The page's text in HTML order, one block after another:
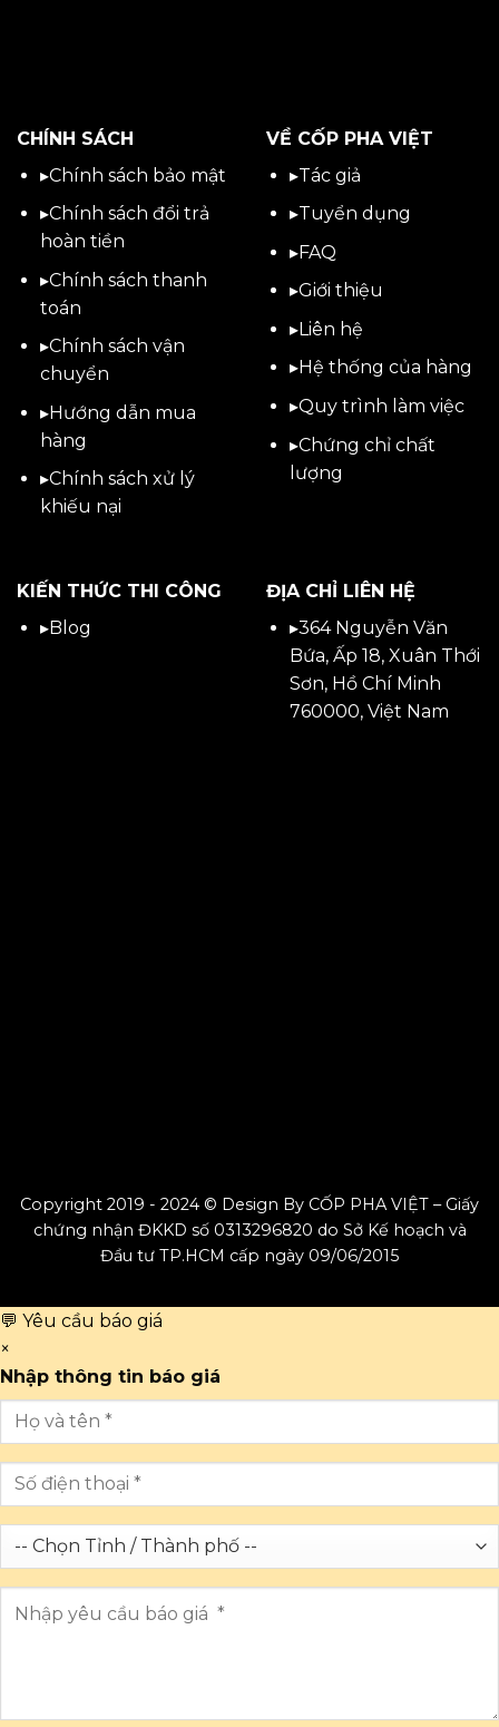
CHÍNH SÁCH
▸Chính sách bảo mật
▸Chính sách đổi trả
hoàn tiền
▸Chính sách thanh
toán
▸Chính sách vận
chuyển
▸Hướng dẫn mua
hàng
▸Chính sách xử lý
khiếu nại
VỀ CỐP PHA VIỆT
▸Tác giả
▸Tuyển dụng
▸FAQ
▸Giới thiệu
▸Liên hệ
▸Hệ thống của hàng
▸Quy trình làm việc
▸Chứng chỉ chất
lượng
KIẾN THỨC THI CÔNG
▸Blog
ĐỊA CHỈ LIÊN HỆ
▸364 Nguyễn Văn
Bứa, Ấp 18, Xuân Thới
Sơn, Hồ Chí Minh
760000, Việt Nam
Copyright 2019 - 2024 © Design By CỐP PHA VIỆT – Giấy
chứng nhận ĐKKD số 0313296820 do Sở Kế hoạch và
Đầu tư TP.HCM cấp ngày 09/06/2015
💬 Yêu cầu báo giá
×
Nhập thông tin báo giá